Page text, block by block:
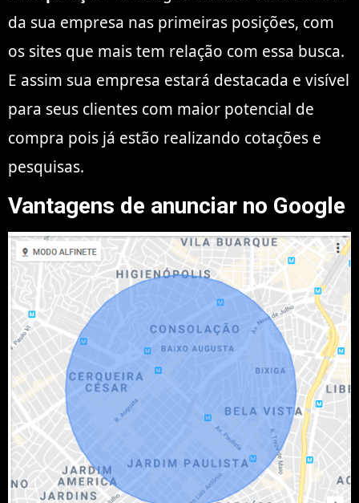
da sua empresa nas primeiras posições, com
os sites que mais tem relação com essa busca.
E assim sua empresa estará destacada e visível
para seus clientes com maior potencial de
compra pois já estão realizando cotações e
pesquisas.
Vantagens de anunciar no Google